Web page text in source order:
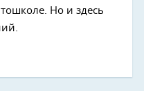
Но и здесь